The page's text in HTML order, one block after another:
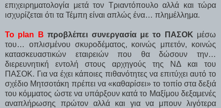
επιχειρηματολογία μετά τον Τριαντόπουλο αλλά και τώρα
ισχυρίζεται ότι τα Τέμπη είναι απλώς ένα… πλημέλλημα.
Το plan Bπροβλέπει συνεργασία με το ΠΑΣΟΚ μέσω
του… οπλισμένου σκυροδέματος, κοινώς μπετόν, κοινώς
κατασκευαστικών εταιρειών που θα δώσουν την…
διερευνητική εντολή στους αρχηγούς της ΝΔ και του
ΠΑΣΟΚ. Για να έχει κάποιες πιθανότητες να επιτύχει αυτό το
σχέδιο Μητσοτάκη πρέπει να «καθαρίσει» το τοπίο στα δεξιά
του κόμματος ώστε να υπάρξουν κατά το Μαξίμου δεξαμενές
αναπλήρωσης πρώτον αλλά και για να μπουν λιγότερα